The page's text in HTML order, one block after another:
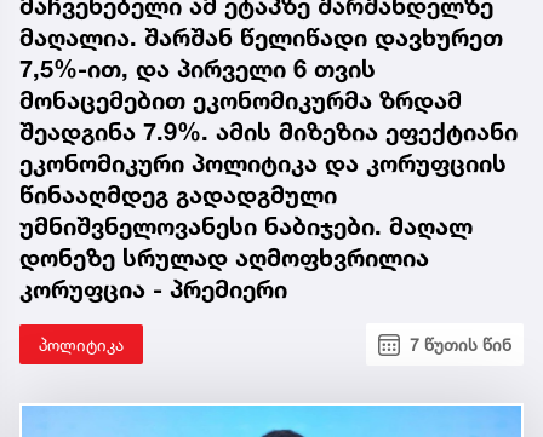
მაჩვენებელი ამ ეტაპზე შარშანდელზე
მაღალია. შარშან წელიწადი დავხურეთ
7,5%-ით, და პირველი 6 თვის
მონაცემებით ეკონომიკურმა ზრდამ
შეადგინა 7.9%. ამის მიზეზია ეფექტიანი
ეკონომიკური პოლიტიკა და კორუფციის
წინააღმდეგ გადადგმული
უმნიშვნელოვანესი ნაბიჯები. მაღალ
დონეზე სრულად აღმოფხვრილია
კორუფცია - პრემიერი
პოლიტიკა 7 წუთის წინ